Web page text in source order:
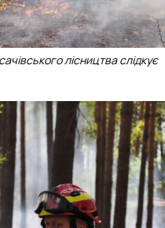
лісництва слідкує